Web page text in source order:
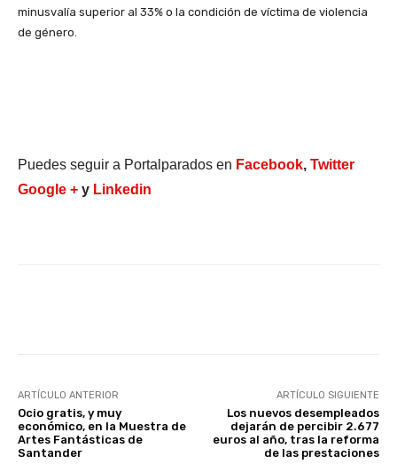
minusvalía superior al 33% o la condición de víctima de violencia
de género.
Puedes seguir a Portalparados en Facebook, Twitter
Google + y Linkedin
ARTÍCULO ANTERIOR
Ocio gratis, y muy
económico, en la Muestra de
Artes Fantásticas de
Santander
ARTÍCULO SIGUIENTE
Los nuevos desempleados
dejarán de percibir 2.677
euros al año, tras la reforma
de las prestaciones